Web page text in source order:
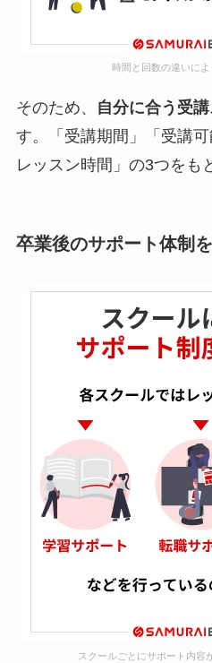
時間と回数の違いに
そのため、 自分に合う受
す。「受講期間」「受講
レッスン時間」の3つをも
卒業後のサポート体制
スクールごとにサポート内容